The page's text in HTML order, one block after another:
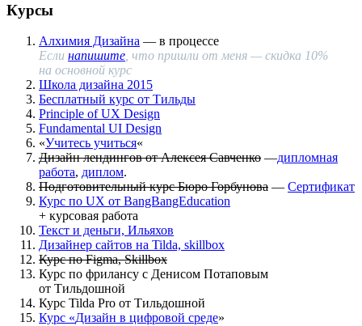
Курсы
Алхимия Дизайна — в процессе
Если напишите, что пришли от меня — скидка 10%
на основной курс
Школа дизайна 2015
Бесплатный курс от Тильды
Principle of UX Design
Fundamental UI Design
«Учитесь учиться«
Дизайн лендингов от Алексея Савченко —дипломная
работа, диплом.
Подготовительный курс Бюро Горбунова — Сертификат
Курс по UX от BangBangEducation
+ курсовая работа
Текст и деньги, Ильяхов
Дизайнер сайтов на Tilda, skillbox
Курс по Figma, Skillbox
Курс по фрилансу с Денисом Потаповым
от Тильдошной
Курс Tilda Pro от Тильдошной
Курс «Дизайн в цифровой среде»